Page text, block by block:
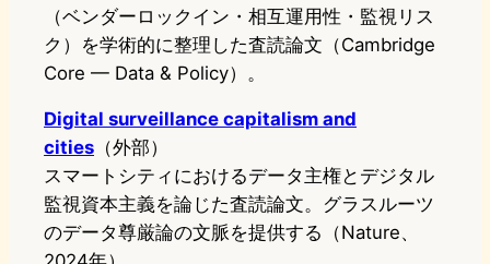
（ベンダーロックイン・相互運用性・監視リス
ク）を学術的に整理した査読論文（Cambridge
Core — Data & Policy）。
Digital surveillance capitalism and
cities （外部）
スマートシティにおけるデータ主権とデジタル
監視資本主義を論じた査読論文。グラスルーツ
のデータ尊厳論の文脈を提供する（Nature、